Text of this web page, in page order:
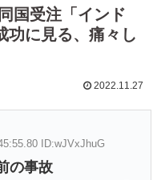
国受注「インド
功に見る、痛々し
2022.11.27
ID:wJVxJhuG
の事故